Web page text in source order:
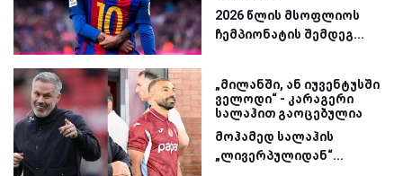
2026 წლის მსოფლიოს
ჩემპიონატის შემდეგ...
„მილანში, ან იუვენტუსში
ველოდი“ - კარაგერი
სალაჰით გაოცებულია
მოჰამედ სალაჰის
„ლივერპულიდან“...